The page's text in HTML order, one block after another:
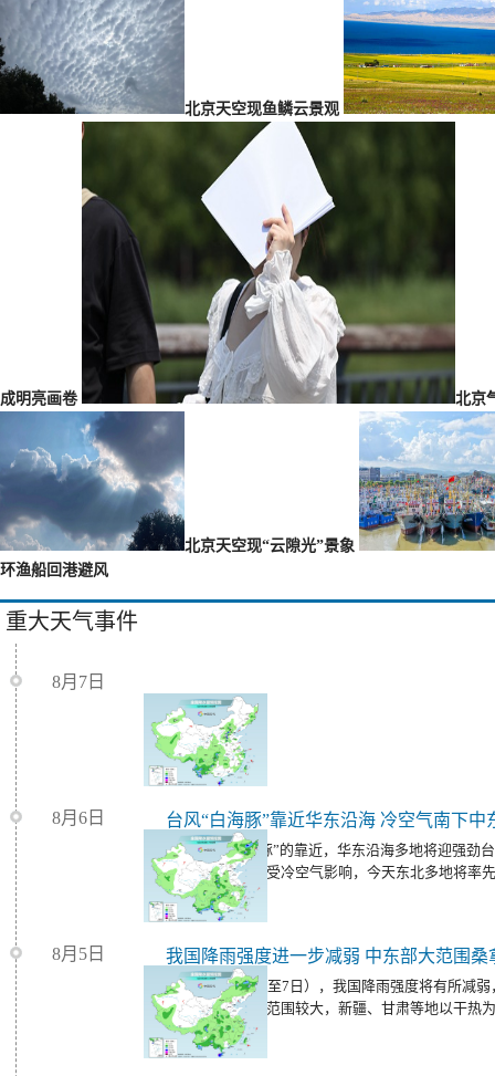
北京天空现鱼鳞云景观
成明亮画卷 北京
北京天空现“云隙光”景象
环渔船回港避风
重大天气事件
8月7日
随着台风“白海豚”的靠近，华东沿海多地将迎强劲
温范围将缩减，受冷空气影响，今天东北多地将率
8月6日
今明天（8月6日至7日），我国降雨强度将有所减
同时，我国高温范围较大，新疆、甘肃等地以干热
大范围桑拿天。
8月5日